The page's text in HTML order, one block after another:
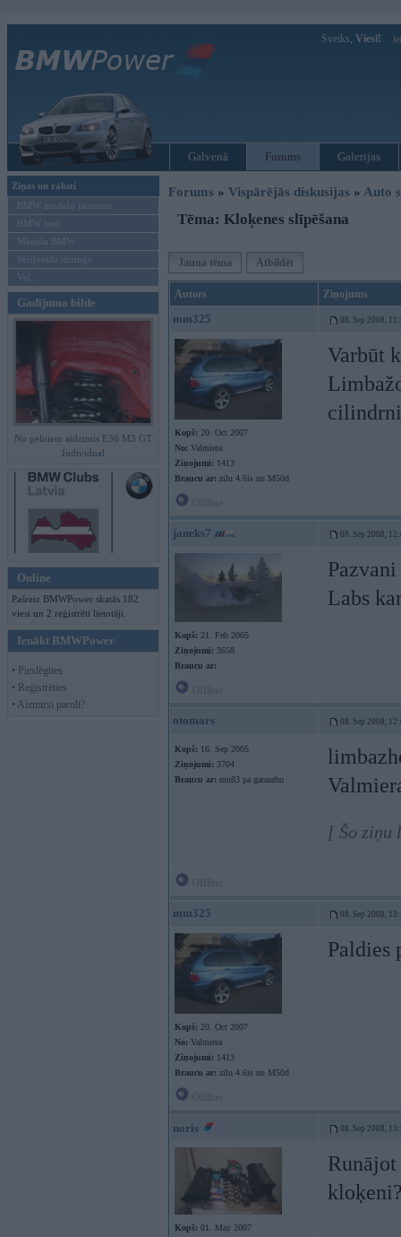
Sveiks, Viesi!
Galvenā Forums Galerijas
Ziņas un raksti
BMW modeļu jaunumi
BMW testi
Mēneša BMW
Sērijveida tūnings
Vel...
Gadījuma bilde
No pelniem atdzimis E36 M3 GT
Individual
Online
Pašreiz BMWPower skatās 182
viesi un 2 reģistrēti lietotāji.
Ienākt BMWPower
• Pieslēgties
• Reģistrēties
• Aizmirsi paroli?
Forums » Vispārējās diskusijas » Auto
Tēma: Kloķenes slīpēšana
Jauna tēma Atbildēt
Autors Ziņojums
mm325 08. Sep 2008,
Kopš: 20. Oct 2007
No: Valmiera
Ziņojumi: 1413
Braucu ar: zilu 4.6is un M50d
Varbūt
janeks7 08. Sep 2008,
Kopš: 21. Feb 2005
Ziņojumi: 3658
Braucu ar:
Labs
otomars 08. Sep 2008,
Kopš: 16. Sep 2005
Ziņojumi: 3704
Braucu ar: mn83 pa garaazhu
[ Šo ziņu
mm325 08. Sep 2008,
Kopš: 20. Oct 2007
No: Valmiera
Ziņojumi: 1413
Braucu ar: zilu 4.6is un M50d
noris 08. Sep 2008,
Kopš: 01. May 2007